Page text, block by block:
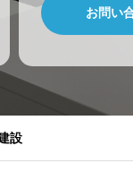
お問い
設